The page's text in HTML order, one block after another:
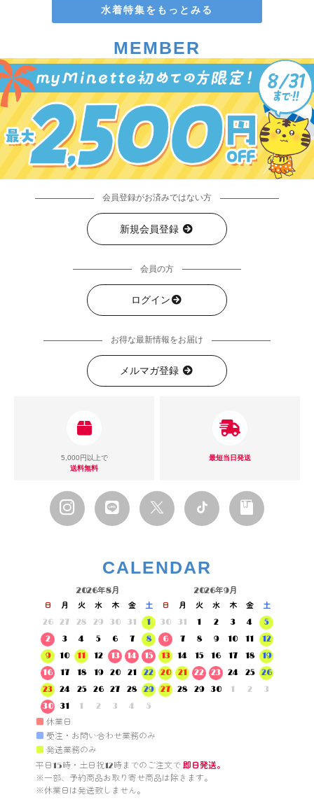
水着特集をもっとみる
MEMBER
会員登録がお済みではない方
新規会員登録
会員の方
ログイン
お得な最新情報をお届け
メルマガ登録
5,000円以上で
送料無料
最短当日発送
CALENDAR
2026年8月
日 月 火 水 木 金
土
26
27 28 29 30 31
1
2
3 4 5 6 7
8
9
10 11 12 13 14
15
16
17 18 19 20 21
22
23
24 25 26 27 28
29
30
31 1 2 3 4 5
2026年9月
日 月 火 水 木 金
土
30
31 1 2 3 4
5
6
7 8 9 10 11
12
13
14 15 16 17 18
19
20
21 22 23 24 25
26
27
28 29 30 1 2 3
■ 休業日
■ 受注・お問い合わせ業務のみ
■ 発送業務のみ
平日15時・土日祝12時までのご注文で 即日発送。
※一部、予約商品お取り寄せ商品は除きます。
※休業日は発送致しません。